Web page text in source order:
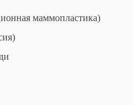
маммопластика)